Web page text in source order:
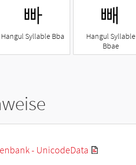
빠
Hangul Syllable Bba
빼
Hangul Syllable
Bbae
- UnicodeData